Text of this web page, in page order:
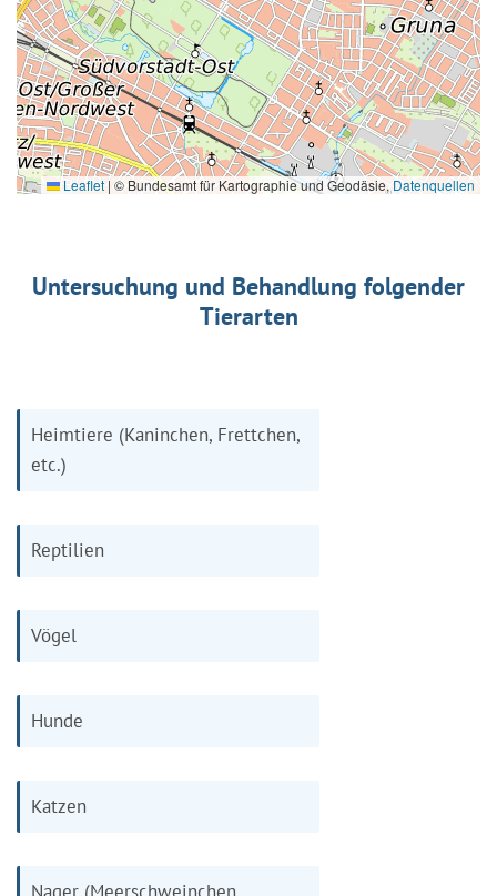
Leaflet | © Bundesamt für Kartographie und Geodäsie, Datenquellen
Untersuchung und Behandlung folgender
Tierarten
Heimtiere (Kaninchen, Frettchen,
etc.)
Reptilien
Vögel
Hunde
Katzen